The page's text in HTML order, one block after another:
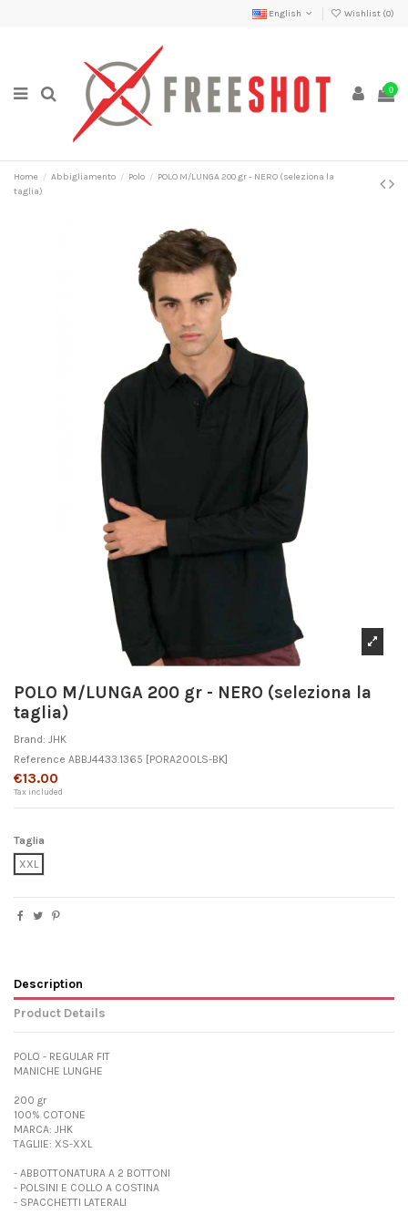
English Wishlist (0)
0
Home Abbigliamento Polo
POLO M/LUNGA 200 gr - NERO (seleziona la
taglia)
POLO M/LUNGA 200 gr - NERO (seleziona la
taglia)
Brand: JHK
Reference ABBJ4433.1365 [PORA200LS-BK]
€13.00
Tax included
Taglia
XXL
Description
Product Details
POLO - REGULAR FIT
MANICHE LUNGHE
200 gr
100% COTONE
MARCA: JHK
TAGLIIE: XS-XXL
- ABBOTTONATURA A 2 BOTTONI
- POLSINI E COLLO A COSTINA
- SPACCHETTI LATERALI